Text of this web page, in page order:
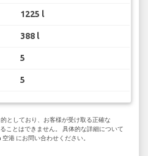
1225 l
388 l
5
5
としており、お客様が受け取る正確な
ことはできません。 具体的な詳細について
港 にお問い合わせください。